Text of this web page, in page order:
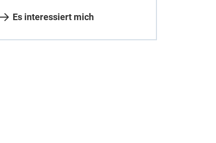
Es interessiert mich